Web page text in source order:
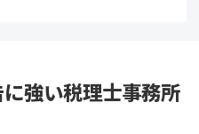
強い税理士事務所